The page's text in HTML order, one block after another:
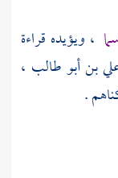
، ويؤيده قراءة
بن أبو طالب ،
.